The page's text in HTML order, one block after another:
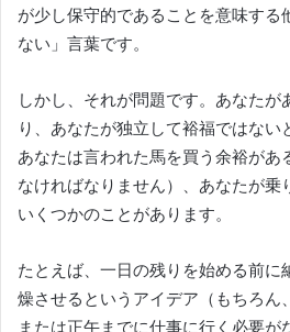
が少し保守的であることを意味する
ない」言葉です。
しかし、それが問題です。 あなたが
り、あなたが独立して裕福ではない
あなたは言われた馬を買う余裕があ
なければなりません）、あなたが乗
いくつかのことがあります。
たとえば、一日の残りを始める前に
燥させるというアイデア（もちろん、
または正午までに仕事に行く必要